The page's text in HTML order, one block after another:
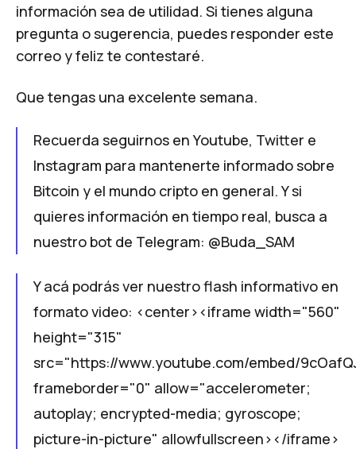
información sea de utilidad. Si tienes alguna
pregunta o sugerencia, puedes responder este
correo y feliz te contestaré.
Que tengas una excelente semana.
Recuerda seguirnos enYoutube, Twitter e
Instagram para mantenerte informado sobre
Bitcoin y el mundo cripto en general. Y si
quieres información en tiempo real, busca a
nuestro bot de Telegram: @Buda_SAM
Y acá podrás ver nuestro flash informativo en
formato video: <center><iframe width="560"
height="315"
src="https://www.youtube.com/embed/
frameborder="0" allow="accelerometer;
autoplay; encrypted-media; gyroscope;
picture-in-picture" allowfullscreen></iframe>